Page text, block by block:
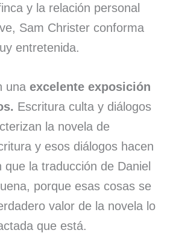
y la relación personal
Sam Christer conforma
entretenida.
una excelente exposición
Escritura culta y diálogos
la novela de
y esos diálogos hacen
la traducción de Daniel
porque esas cosas se
valor de la novela lo
que está.